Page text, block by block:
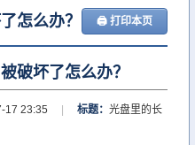
怎么办？ 🖨 打印本页
破坏了怎么办？
17 23:35 标题： 光盘里的长